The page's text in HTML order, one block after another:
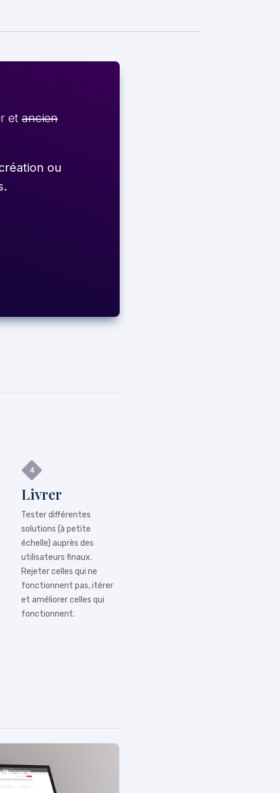
et ancien
ou
Livrer
Tester différentes
solutions (à petite
échelle) auprès des
utilisateurs finaux.
Rejeter celles qui ne
fonctionnent pas, itérer
et améliorer celles qui
fonctionnent.